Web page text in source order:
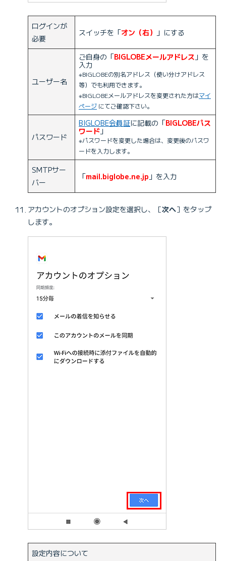
ログインが
必要
スイッチを「オン（右） 」にする
ユーザー名
ご自身の「BIGLOBEメールアドレス 」を
入力
※BIGLOBEの別名アドレス（使い分けアドレス
等）でも利用できます。
※BIGLOBEメールアドレスを変更された方はマイ
ページ にてご確認下さい。
パスワード
BIGLOBE会員証に記載の「BIGLOBEパス
ワード 」
※パスワードを変更した場合は、変更後のパスワ
ードを入力します。
SMTPサー
バー
「mail.biglobe.ne.jp 」を入力
アカウントのオプション設定を選択し、［次へ］をタップ
します。
設定内容について